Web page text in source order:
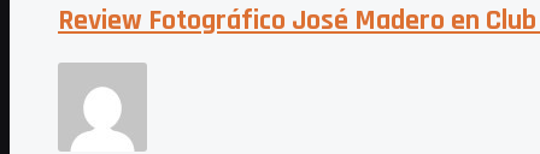
Review Fotográfico José Madero en